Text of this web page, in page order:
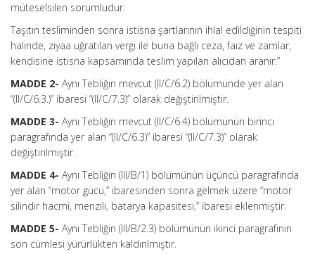
müteselsilen sorumludur.
Taşıtın tesliminden sonra istisna şartlarının ihlal edildiğinin tespiti
halinde, ziyaa uğratılan vergi ile buna bağlı ceza, faiz ve zamlar,
kendisine istisna kapsamında teslim yapılan alıcıdan aranır.”
MADDE 2- Aynı Tebliğin mevcut (II/C/6.2) bölümünde yer alan
“(II/C/6.3.)” ibaresi “(II/C/7.3)” olarak değiştirilmiştir.
MADDE 3- Aynı Tebliğin mevcut (II/C/6.4) bölümünün birinci
paragrafında yer alan “(II/C/6.3)” ibaresi “(II/C/7.3)” olarak
değiştirilmiştir.
MADDE 4- Aynı Tebliğin (III/B/1) bölümünün üçüncü paragrafında
yer alan “motor gücü,” ibaresinden sonra gelmek üzere “motor
silindir hacmi, menzili, batarya kapasitesi,” ibaresi eklenmiştir.
MADDE 5- Aynı Tebliğin (III/B/2.3) bölümünün ikinci paragrafının
son cümlesi yürürlükten kaldırılmıştır.